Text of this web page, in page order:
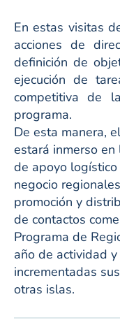
En estas visitas
acciones de
definición de
ejecución de
competitiva de
programa.
De esta manera,
estará inmerso
de apoyo
negocio
promoción y
de contactos
Programa de
año de actividad
incrementadas
otras islas.